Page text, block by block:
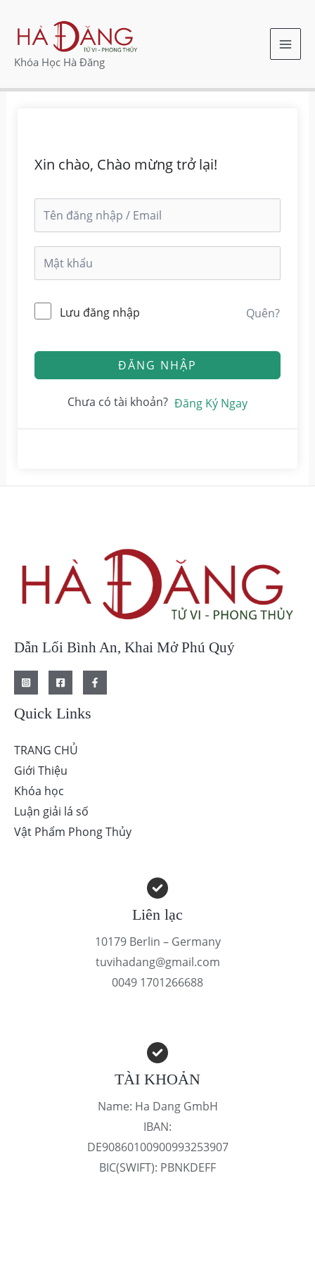
dung
Khóa Học Hà Đăng
Xin chào, Chào mừng trở lại!
Lưu đăng nhập Quên?
ĐĂNG NHẬP
Chưa có tài khoản? Đăng Ký Ngay
Dẫn Lối Bình An, Khai Mở Phú Quý
Quick Links
TRANG CHỦ
Giới Thiệu
Khóa học
Luận giải lá số
Vật Phẩm Phong Thủy
Liên lạc
10179 Berlin – Germany
tuvihadang@gmail.com
0049 1701266688
TÀI KHOẢN
Name: Ha Dang GmbH
IBAN:
DE90860100900993253907
BIC(SWIFT): PBNKDEFF